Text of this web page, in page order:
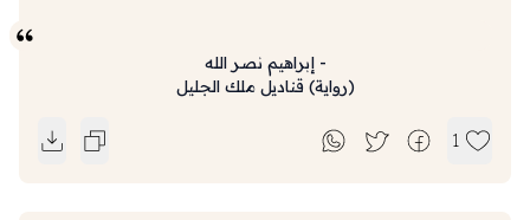
-إبراهيم نصر الله
(رواية) قناديل ملك الجليل
1